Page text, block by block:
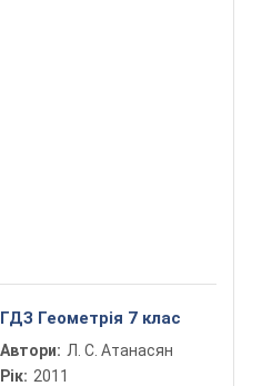
ГДЗ Геометрія 7 клас
Автори: Л. С. Атанасян
Рік: 2011